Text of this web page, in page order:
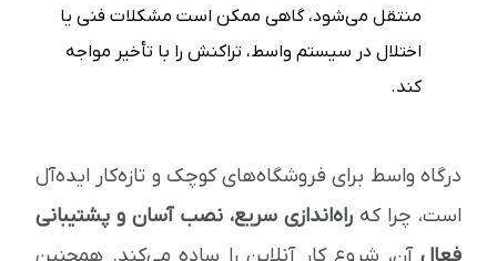
منتقل می‌شود، گاهی ممکن است مشکلات فنی یا
اختلال در سیستم واسط، تراکنش را با تأخیر مواجه
کند.
درگاه واسط برای فروشگاه‌های کوچک و تازه‌کار ایده‌آل
است، چرا که راه‌اندازی سریع، نصب آسان و پشتیبانی